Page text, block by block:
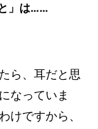
」は……
ら、耳だと思
なっていま
けですから、